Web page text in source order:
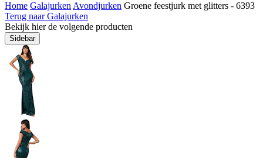
Home Galajurken Avondjurken Groene feestjurk met glitters - 6393
Terug naar Galajurken
Bekijk hier de volgende producten
Sidebar